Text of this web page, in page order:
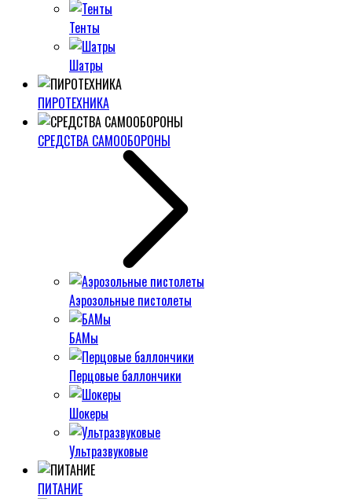
Тенты
Шатры
ПИРОТЕХНИКА
СРЕДСТВА САМООБОРОНЫ
Аэрозольные пистолеты
БАМы
Перцовые баллончики
Шокеры
Ультразвуковые
ПИТАНИЕ